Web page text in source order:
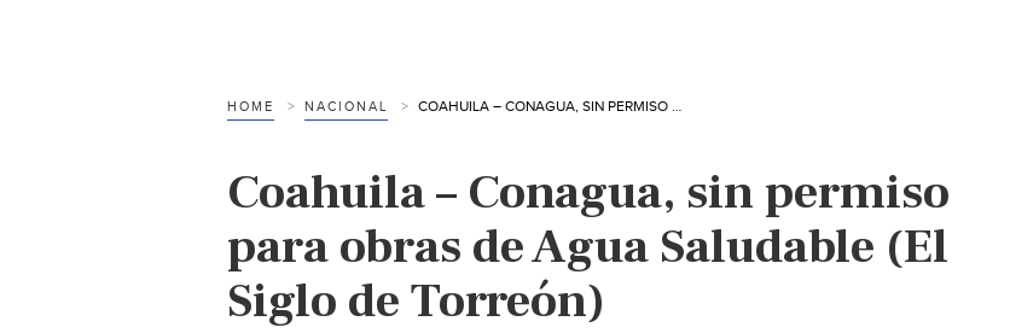
HOME NACIONAL COAHUILA – CONAGUA, SIN PERMISO PARA OBRAS DE AGUA SALUDABLE (EL SIGLO DE TORREÓN)
Coahuila – Conagua, sin permiso
para obras de Agua Saludable (El
Siglo de Torreón)